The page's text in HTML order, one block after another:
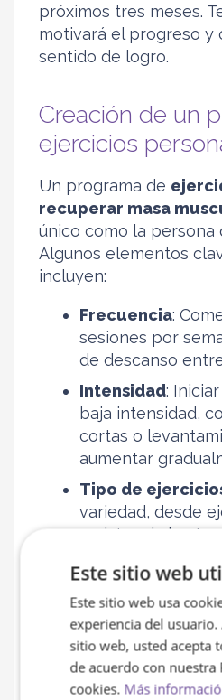
próximos tres meses.
motivará el progreso y
sentido de logro.
Creación de un
ejercicios
Un programa de
recuperar masa
único como la persona
Algunos elementos
incluyen:
Frecuencia:
sesiones por
de descanso
Intensidad:
baja intensidad,
cortas o
aumentar
Tipo de
variedad, desde
resistencia hasta
equilibrio, para
aspectos de la
Duración: Las
tan cortas como
principio,
Este sitio web
Este sitio web usa
experiencia del
sitio web, usted acepta
de acuerdo con nuestra
cookies. Más